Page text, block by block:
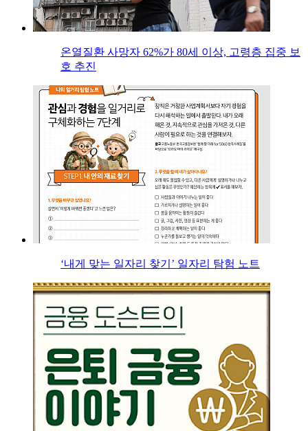
온열질환 사망자 62%가 80세 이상, 고령층 집중 보
호 추진
‘내게 맞는 일자리 찾기’ 일자리 탐험 노트